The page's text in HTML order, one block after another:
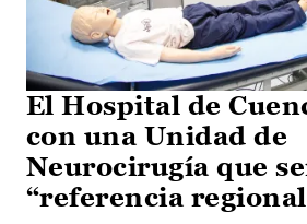
El Hospital de
con una Unidad de
Neurocirugía que
“referencia